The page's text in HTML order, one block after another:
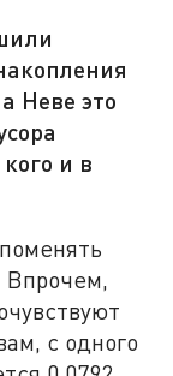
Неве это
и в
Впрочем,
с одного